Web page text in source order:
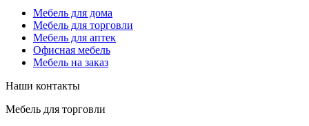
Мебель для дома
Мебель для торговли
Мебель для аптек
Офисная мебель
Мебель на заказ
Наши контакты
Мебель для торговли